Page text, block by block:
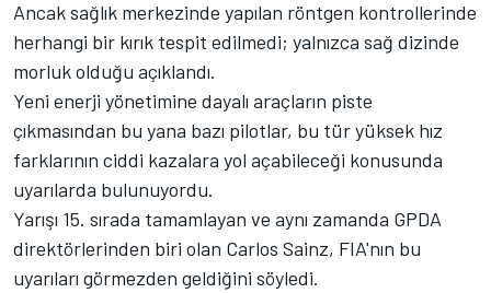
Ancak sağlık merkezinde yapılan röntgen kontrollerinde
herhangi bir kırık tespit edilmedi; yalnızca sağ dizinde
morluk olduğu açıklandı.
Yeni enerji yönetimine dayalı araçların piste
çıkmasından bu yana bazı pilotlar, bu tür yüksek hız
farklarının ciddi kazalara yol açabileceği konusunda
uyarılarda bulunuyordu.
Yarışı 15. sırada tamamlayan ve aynı zamanda GPDA
direktörlerinden biri olan Carlos Sainz, FIA'nın bu
uyarıları görmezden geldiğini söyledi.